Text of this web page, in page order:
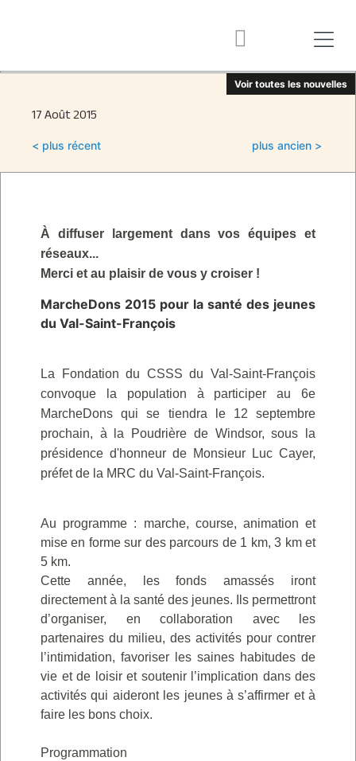
Voir toutes les nouvelles
17 Août 2015
< plus récent plus ancien >
À diffuser largement dans vos équipes et
réseaux...
Merci et au plaisir de vous y croiser !
MarcheDons 2015 pour la santé des jeunes
du Val-Saint-François
La Fondation du CSSS du Val-Saint-François
convoque la population à participer au 6e
MarcheDons qui se tiendra le 12 septembre
prochain, à la Poudrière de Windsor, sous la
présidence d'honneur de Monsieur Luc Cayer,
préfet de la MRC du Val-Saint-François.
Au programme : marche, course, animation et
mise en forme sur des parcours de 1 km, 3 km et
5 km.
Cette année, les fonds amassés iront
directement à la santé des jeunes. Ils permettront
d’organiser, en collaboration avec les
partenaires du milieu, des activités pour contrer
l’intimidation, favoriser les saines habitudes de
vie et de loisir et soutenir l’implication dans des
activités qui aideront les jeunes à s’affirmer et à
faire les bons choix.
Programmation